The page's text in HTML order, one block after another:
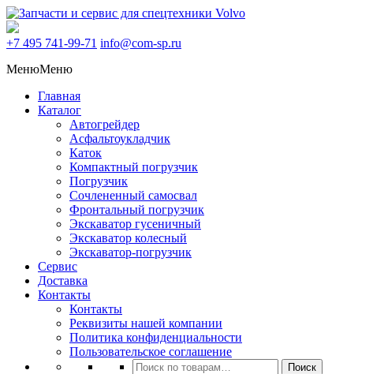
+7 495 741-99-71 info@com-sp.ru
МенюМеню
Главная
Каталог
Автогрейдер
Асфальтоукладчик
Каток
Компактный погрузчик
Погрузчик
Сочлененный самосвал
Фронтальный погрузчик
Экскаватор гусеничный
Экскаватор колесный
Экскаватор-погрузчик
Сервис
Доставка
Контакты
Контакты
Реквизиты нашей компании
Политика конфиденциальности
Пользовательское соглашение
Искать:
Поиск